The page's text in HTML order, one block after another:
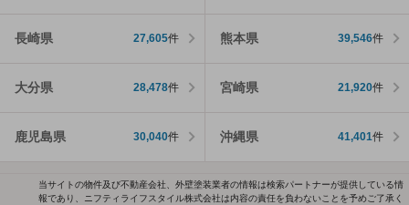
長崎県 27,605件 熊本県 39,546件
大分県 28,478件 宮崎県 21,920件
鹿児島県 30,040件 沖縄県 41,401件
当サイトの物件及び不動産会社、外壁塗装業者の情報は検索パートナーが提供している情
報であり、ニフティライフスタイル株式会社は内容の責任を負わないことを予めご了承く